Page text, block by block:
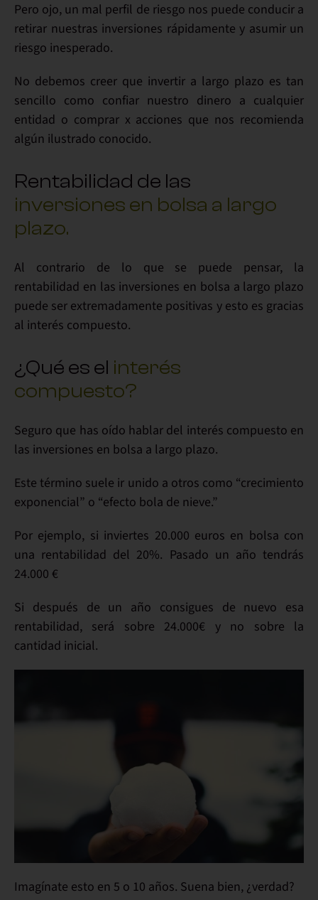
Pero ojo, un mal perfil de riesgo nos puede conducir a
retirar nuestras inversiones rápidamente y asumir un
riesgo inesperado.
No debemos creer que invertir a largo plazo es tan
sencillo como confiar nuestro dinero a cualquier
entidad o comprar x acciones que nos recomienda
algún ilustrado conocido.
Rentabilidad de las
inversiones en bolsa a largo
plazo.
Al contrario de lo que se puede pensar, la
rentabilidad en las inversiones en bolsa a largo plazo
puede ser extremadamente positivas y esto es gracias
al interés compuesto.
¿Qué es el interés
compuesto?
Seguro que has oído hablar del interés compuesto en
las inversiones en bolsa a largo plazo.
Este término suele ir unido a otros como “crecimiento
exponencial” o “efecto bola de nieve.”
Por ejemplo, si inviertes 20.000 euros en bolsa con
una rentabilidad del 20%. Pasado un año tendrás
24.000 €
Si después de un año consigues de nuevo esa
rentabilidad, será sobre 24.000€ y no sobre la
cantidad inicial.
Imagínate esto en 5 o 10 años. Suena bien, ¿verdad?